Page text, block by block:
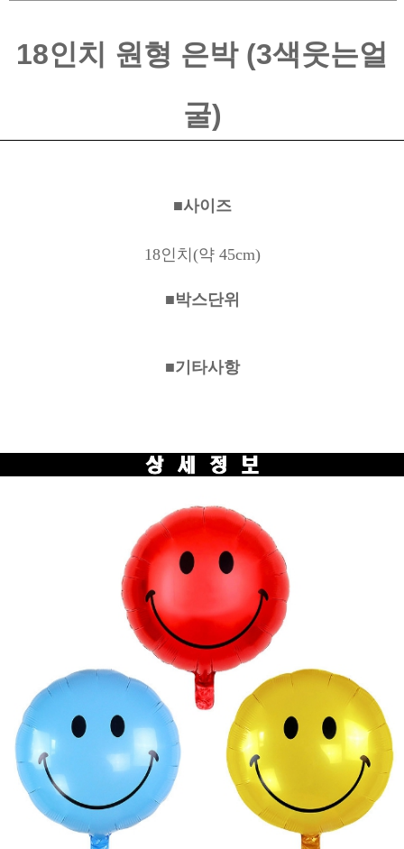
18인치 원형 은박 (3색웃는얼
굴)
■사이즈
18인치 (약 45cm)
■박스단위
■기타사항